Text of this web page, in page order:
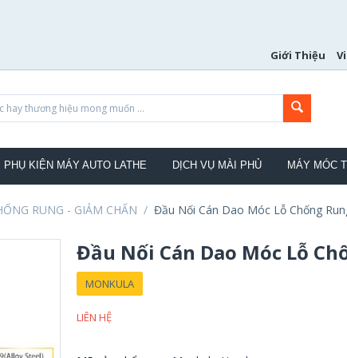
Giới Thiệu
PHỤ KIỆN MÁY AUTO LATHE DỊCH VỤ MÀI PHỦ MÁY MÓC
RUNG - GIẢM CHẤN / Đầu Nối Cán Dao Móc Lỗ Chống
Đầu Nối Cán Dao Móc Lỗ
MONKULA
LIÊN HỆ